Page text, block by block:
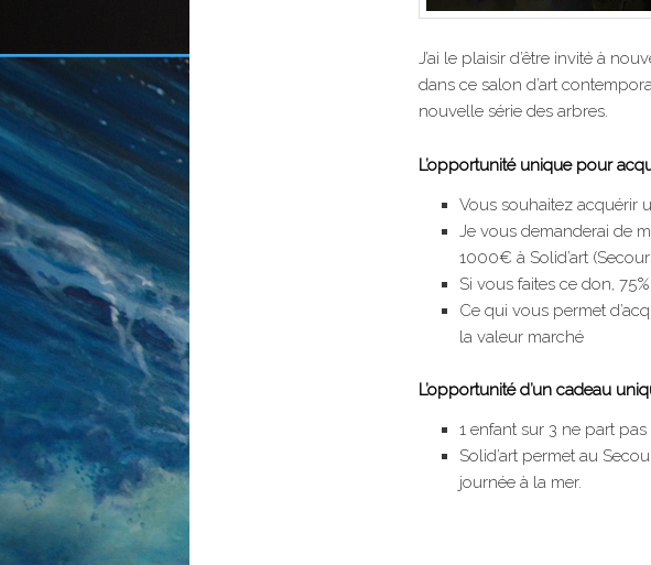
J’ai le plaisir d’être invité à
dans ce salon d’art
nouvelle série des arbres.
L’opportunité unique pour
Vous souhaitez acquérir
Je vous demanderai de
1000€ à Solid’art
Si vous faites ce don,
Ce qui vous permet
la valeur marché
L’opportunité d’un cadeau
1 enfant sur 3 ne part
Solid’art permet au
journée à la mer.